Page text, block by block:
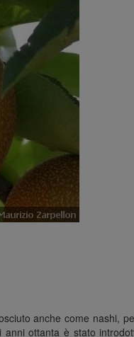
anche come nashi,
ottanta è stato